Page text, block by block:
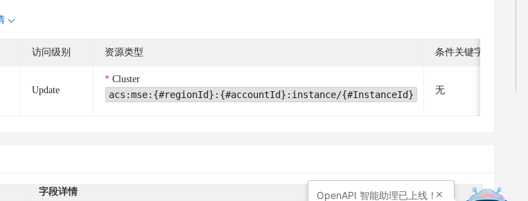
访问级别 资源类型 条件关键字
Update
Cluster
acs:mse:{#regionId}:{#accountId}:instance/{#InstanceId} 无 无
字段详情 OpenAPI 智能助理已上线！